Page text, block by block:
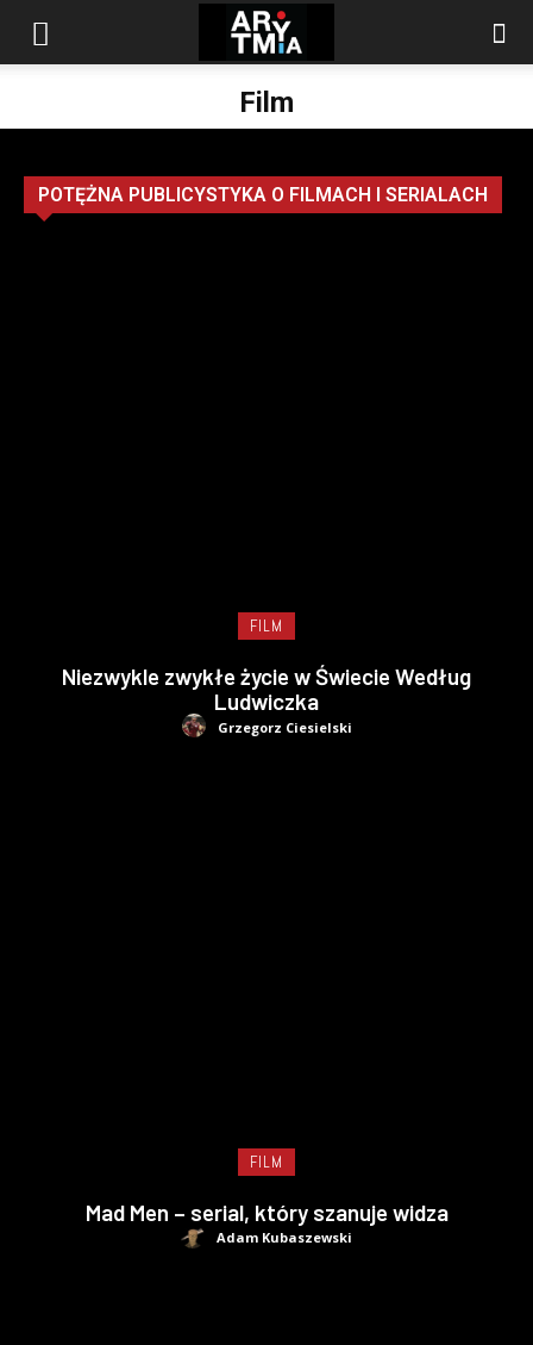
arytmia.eu
Film
POTĘŻNA PUBLICYSTYKA O FILMACH I SERIALACH
FILM
Niezwykle zwykłe życie w Świecie Według
Ludwiczka
Grzegorz Ciesielski
FILM
Mad Men – serial, który szanuje widza
Adam Kubaszewski